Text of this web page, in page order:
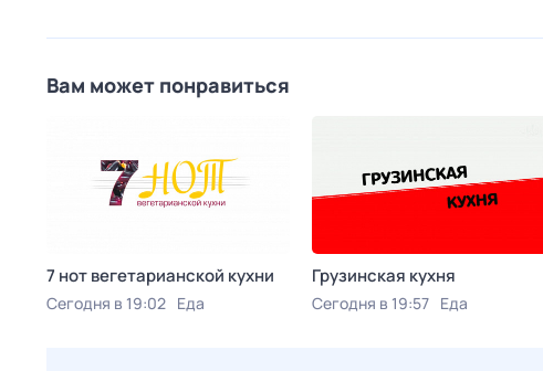
Вам может понравиться
7 нот вегетарианской кухни
Сегодня в 19:02 Еда
Грузинская кухня
Сегодня в 19:57 Еда